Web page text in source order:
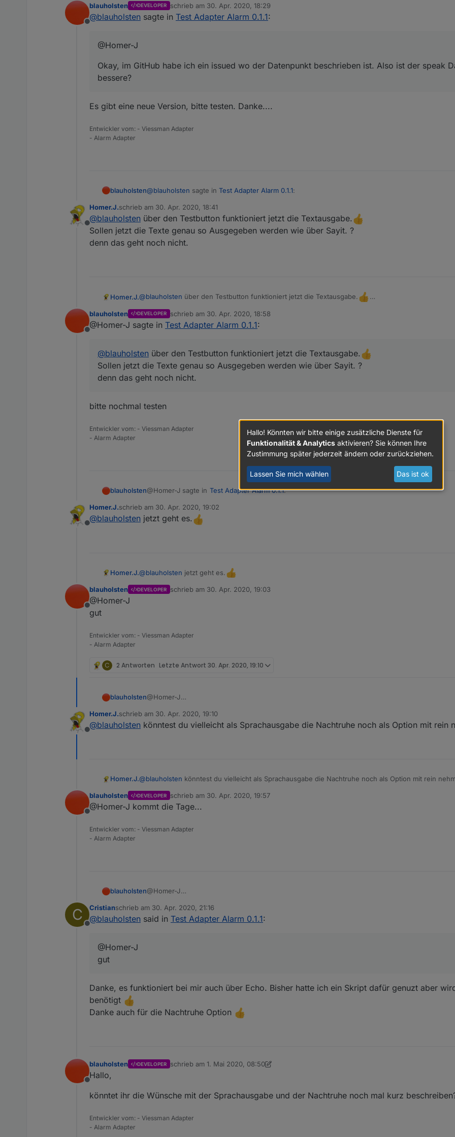
Okay, im GitHub habe ich ein issued wo der Datenpunkt beschrieben ist. Also ist der speak
Offline
blauholsten DEVELOPER schrieb am 30. Apr. 2020, 18:29
zuletzt editiert von
@blauholsten sagte in Test Adapter Alarm 0.1.1:
@Homer-J
Okay, im GitHub habe ich ein issued wo der Datenpunkt beschrieben ist. Also ist der speak
bessere?
Es gibt eine neue Version, bitte testen. Danke....
Entwickler vom: - Viessman Adapter
- Alarm Adapter
blauholsten@blauholsten sagte in Test Adapter Alarm 0.1.1:
@Homer-J
Okay, im GitHub habe ich ein issued wo der Datenpunkt beschrieben ist. Also ist der speak
bessere?
Es gibt eine neue Version, bitte testen. Danke....
Offline
Homer.J.schrieb am 30. Apr. 2020, 18:41
zuletzt editiert von
@blauholsten über den Testbutton funktioniert jetzt die Textausgabe.
Sollen jetzt die Texte genau so Ausgegeben werden wie über Sayit. ?
denn das geht noch nicht.
Homer.J.@blauholsten über den Testbutton funktioniert jetzt die Textausgabe.
Sollen jetzt die Texte genau so Ausgegeben werden wie über Sayit. ?
denn das geht noch nicht.
Offline
blauholsten DEVELOPER schrieb am 30. Apr. 2020, 18:58
zuletzt editiert von
@Homer-J sagte in Test Adapter Alarm 0.1.1:
@blauholsten über den Testbutton funktioniert jetzt die Textausgabe.
Sollen jetzt die Texte genau so Ausgegeben werden wie über Sayit. ?
denn das geht noch nicht.
bitte nochmal testen
Entwickler vom: - Viessman Adapter
- Alarm Adapter
blauholsten@Homer-J sagte in Test Adapter Alarm 0.1.1:
@ blauholstenüber den Testbutton funktioniert jetzt die Textausgabe.
Offline
Homer.J.schrieb am 30. Apr. 2020, 19:02
zuletzt editiert von
@blauholsten jetzt geht es.
Homer.J.@blauholsten jetzt geht es.
Offline
blauholsten DEVELOPER schrieb am 30. Apr. 2020, 19:03
zuletzt editiert von
@Homer-J
gut
Entwickler vom: - Viessman Adapter
- Alarm Adapter
C 2 Antworten Letzte Antwort 30. Apr. 2020, 19:10
blauholsten@Homer-J
Offline
Homer.J.schrieb am 30. Apr. 2020, 19:10
zuletzt editiert von
@blauholsten könntest du vielleicht als Sprachausgabe die Nachtruhe noch als Option mit rein
Homer.J.@blauholsten könntest du vielleicht als Sprachausgabe die Nachtruhe noch als Option mit rein
Offline
blauholsten DEVELOPER schrieb am 30. Apr. 2020, 19:57
zuletzt editiert von
@Homer-J kommt die Tage...
Entwickler vom: - Viessman Adapter
- Alarm Adapter
blauholsten@Homer-J
C
Offline
Cristianschrieb am 30. Apr. 2020, 21:16
zuletzt editiert von
@blauholsten said in Test Adapter Alarm 0.1.1:
@Homer-J
gut
Danke, es funktioniert bei mir auch über Echo. Bisher hatte ich ein Skript dafür genuzt aber
benötigt
Danke auch für die Nachtruhe Option
Offline
blauholsten DEVELOPER schrieb am 1. Mai 2020, 08:50
zuletzt editiert von blauholsten5. Jan. 2020, 10:51
Hallo,
könntet ihr die Wünsche mit der Sprachausgabe und der Nachtruhe noch mal kurz
Entwickler vom: - Viessman Adapter
- Alarm Adapter
Hallo! Könnten wir bitte einige zusätzliche Dienste für
Funktionalität & Analytics aktivieren? Sie können Ihre
Zustimmung später jederzeit ändern oder zurückziehen.
Lassen Sie mich wählen Das ist ok